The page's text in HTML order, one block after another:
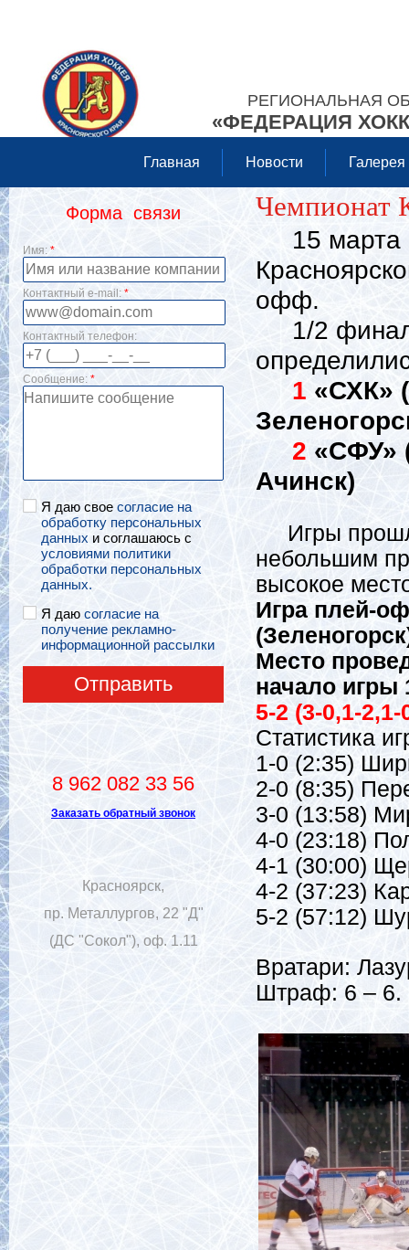
РЕГИОНАЛЬНАЯ
«ФЕДЕРАЦИЯ
Главная Новости Галерея
Форма связи
Имя: *
Контактный e-mail: *
Контактный телефон:
Сообщение: *
Я даю свое согласие на
обработку персональных
данных и соглашаюсь с
условиями политики
обработки персональных
данных.
Я даю согласие на
получение рекламно-
информационной рассылки
Отправить
8 962 082 33 56
Заказать обратный звонок
Красноярск,
пр. Металлургов, 22 "Д"
(ДС "Сокол"), оф. 1.11
Чемпионат
15 марта
офф.
1/2
1 «СХК»
2 «СФУ»
Ачинск)
Игры
небольшим
высокое
Игра плей-
Место
начало игры
5-2 (3-0,1-2,1-
Статистика
1-0 (2:35)
2-0 (8:35)
3-0 (13:58)
4-0 (23:18)
4-1 (30:00)
4-2 (37:23)
5-2 (57:12)
Вратари:
Штраф: 6 – 6.